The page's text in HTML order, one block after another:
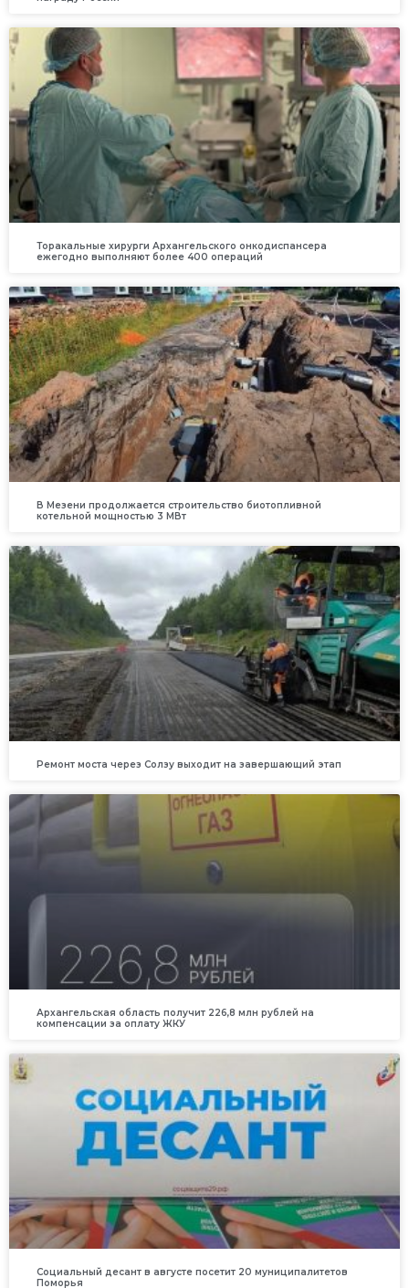
Торакальные хирурги Архангельского онкодиспансера
ежегодно выполняют более 400 операций
В Мезени продолжается строительство биотопливной
котельной мощностью 3 МВт
Ремонт моста через Солзу выходит на завершающий этап
Архангельская область получит 226,8 млн рублей на
компенсации за оплату ЖКУ
Социальный десант в августе посетит 20 муниципалитетов
Поморья